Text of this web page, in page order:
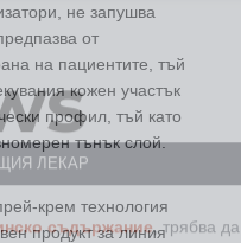
не запушва
от
на пациентите, тъй
кожен участък
профил, тъй като
тънък слой.
крем технология
продукт за линия
ЛЕКАР
съдържание, трябва да
!